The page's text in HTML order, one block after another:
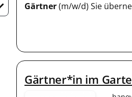
Gärtner(m/w/d) Sie
Gärtner*in im